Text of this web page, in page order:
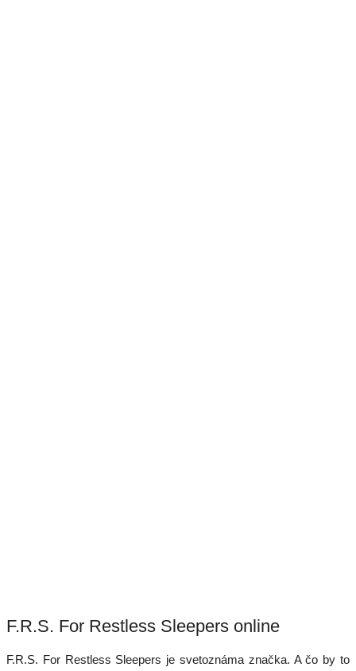
F.R.S. For Restless Sleepers online
F.R.S. For Restless Sleepers je svetoznáma značka. A čo by to